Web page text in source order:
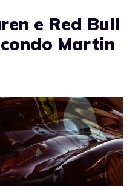
e Red Bull
Martin